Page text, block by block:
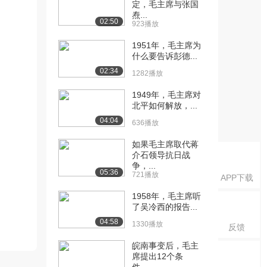
APP下载
反馈
02:50
定，毛主席与张国
焘...
923播放
02:34
1951年，毛主席为
什么要告诉彭德...
1282播放
04:04
1949年，毛主席对
北平如何解放，...
636播放
05:36
如果毛主席取代蒋
介石领导抗日战
争，...
721播放
04:58
1958年，毛主席听
了吴冷西的报告...
1330播放
皖南事变后，毛主
席提出12个条